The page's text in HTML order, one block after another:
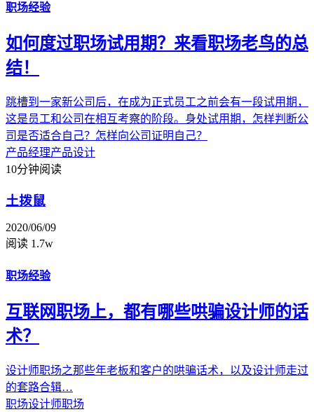
职场经验
如何度过职场试用期？来看职场老鸟的总
结！
跳槽到一家新公司后，在成为正式员工之前会有一段试用期，
这是员工和公司在相互考察的阶段。身处试用期，怎样判断公
司是否适合自己？怎样向公司证明自己？
产品经理产品设计
10分钟阅读
土拨鼠
2020/06/09
阅读 1.7w
职场经验
互联网职场上，都有哪些哄骗设计师的话
术？
设计师职场之那些年老板和客户的哄骗话术，以及设计师走过
的套路合辑…
职场设计师职场